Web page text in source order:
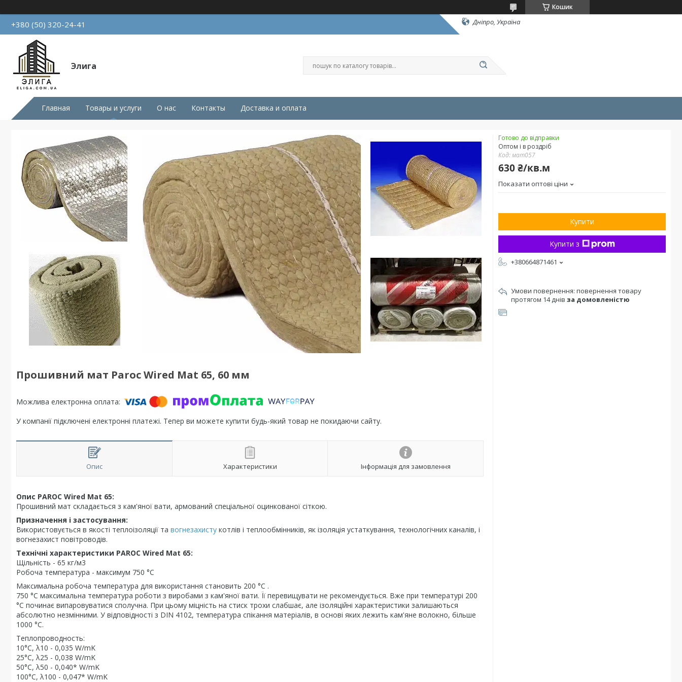
Кошик
+380 (50) 320-24-41 Дніпро, Україна
Элига
Главная Товары и услуги О нас Контакты Доставка и оплата
Прошивний мат Paroc Wired Mat 65, 60 мм
У компанії підключені електронні платежі. Тепер ви можете купити будь-який товар не покидаючи сайту.
Опис Характеристики Інформація для замовлення
Опис PAROC Wired Mat 65:
Прошивний мат складається з кам'яної вати, армований спеціальної оцинкованої сіткою.
Призначення і застосування:
Використовується в якості теплоізоляції та вогнезахисту котлів і теплообмінників, як ізоляція устаткування, технологічних каналів, і
вогнезахист повітроводів.
Технічні характеристики PAROC Wired Mat 65:
Щільність - 65 кг/м3
Робоча температура - максимум 750 °C
Максимальна робоча температура для використання становить 200 °C .
750 °C максимальна температура роботи з виробами з кам'яної вати. Її перевищувати не рекомендується. Вже при температурі 200
°C починає випаровуватися сполучна. При цьому міцність на стиск трохи слабшає, але ізоляційні характеристики залишаються
абсолютно незмінними. У відповідності з DIN 4102, температура спікання матеріалів, в основі яких лежить кам'яне волокно, більше
1000 °C.
Теплопроводность:
10°C, λ10 - 0,035 W/mK
25°C, λ25 - 0,038 W/mK
50°C, λ50 - 0,040* W/mK
100°C, λ100 - 0,047* W/mK
Готово до відправки
Оптом і в роздріб
Код:мат057
630 ₴/кв.м
Показати оптові ціни
Купити
Купити з
+380664871461
повернення товару
протягом 14 днів за домовленістю